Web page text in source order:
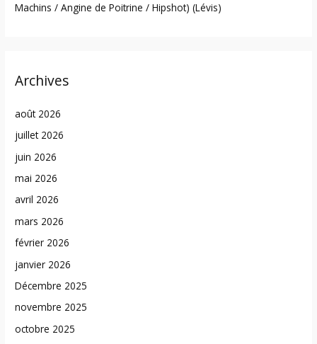
Machins / Angine de Poitrine / Hipshot) (Lévis)
Archives
août 2026
juillet 2026
juin 2026
mai 2026
avril 2026
mars 2026
février 2026
janvier 2026
Décembre 2025
novembre 2025
octobre 2025